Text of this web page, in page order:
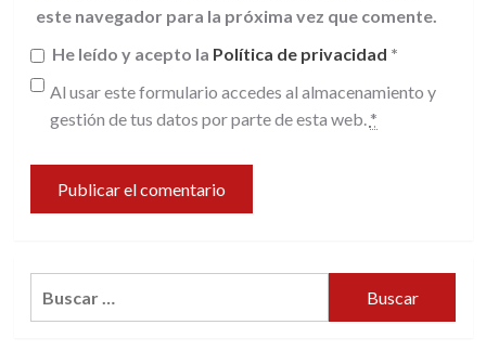
este navegador para la próxima vez que comente.
He leído y acepto la Política de privacidad *
Al usar este formulario accedes al almacenamiento y
gestión de tus datos por parte de esta web. *